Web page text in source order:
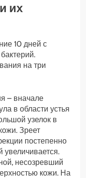
их
10 дней с
на три
– вначале
в области устья
узелок в
Зреет
постепенно
увеличивается.
несозревший
кожи. На